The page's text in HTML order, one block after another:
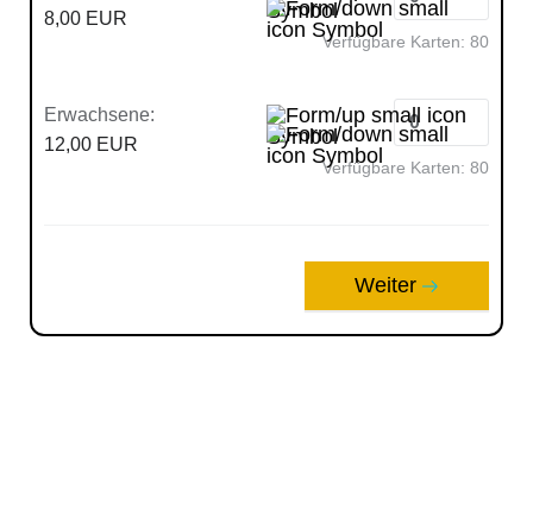
8,00 EUR
Verfügbare Karten: 80
Erwachsene:
12,00 EUR
Verfügbare Karten: 80
Weiter